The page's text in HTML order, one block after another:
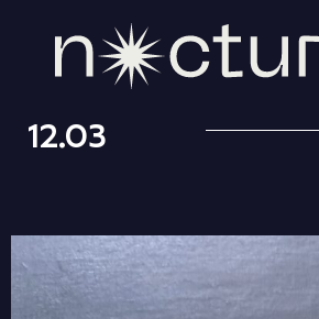
12.03